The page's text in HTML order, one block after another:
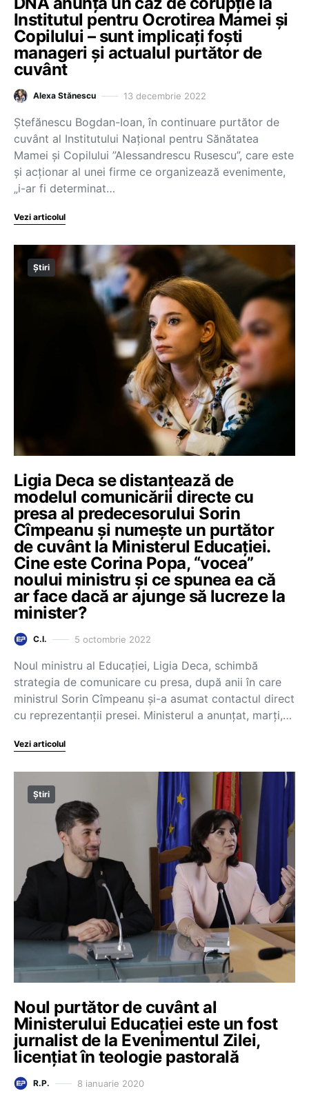
Institutul pentru Ocrotirea Mamei și
Copilului – sunt implicați foști
manageri și actualul purtător de
cuvânt
Alexa Stănescu 13 decembrie 2022
Ștefănescu Bogdan-Ioan, în continuare purtător de
cuvânt al Institutului Național pentru Sănătatea
Mamei și Copilului ”Alessandrescu Rusescu”, care este
și acționar al unei firme ce organizează evenimente,
„i-ar fi determinat…
Vezi articolul
Știri
Ligia Deca se distanțează de
modelul comunicării directe cu
presa al predecesorului Sorin
Cîmpeanu și numește un purtător
de cuvânt la Ministerul Educației.
Cine este Corina Popa, “vocea”
noului ministru și ce spunea ea că
ar face dacă ar ajunge să lucreze la
minister?
C.I. 5 octombrie 2022
Noul ministru al Educației, Ligia Deca, schimbă
strategia de comunicare cu presa, după anii în care
ministrul Sorin Cîmpeanu și-a asumat contactul direct
cu reprezentanții presei. Ministerul a anunțat, marți,…
Vezi articolul
Știri
Noul purtător de cuvânt al
Ministerului Educației este un fost
jurnalist de la Evenimentul Zilei,
licențiat în teologie pastorală
R.P. 8 ianuarie 2020